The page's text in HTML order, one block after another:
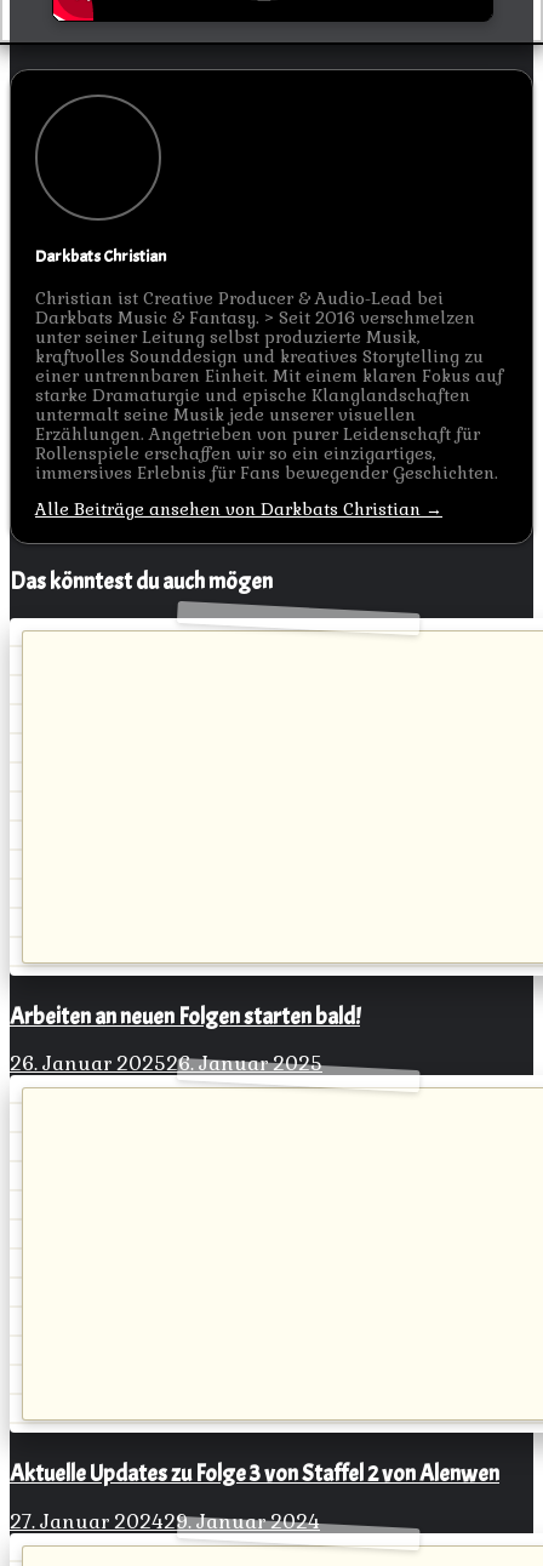
Darkbats Christian
Christian ist Creative Producer & Audio-Lead bei
Darkbats Music & Fantasy. > Seit 2016 verschmelzen
unter seiner Leitung selbst produzierte Musik,
kraftvolles Sounddesign und kreatives Storytelling zu
einer untrennbaren Einheit. Mit einem klaren Fokus auf
starke Dramaturgie und epische Klanglandschaften
untermalt seine Musik jede unserer visuellen
Erzählungen. Angetrieben von purer Leidenschaft für
Rollenspiele erschaffen wir so ein einzigartiges,
immersives Erlebnis für Fans bewegender Geschichten.
Alle Beiträge ansehen von Darkbats Christian →
Das könntest du auch mögen
Arbeiten an neuen Folgen starten bald!
26. Januar 202526. Januar 2025
Aktuelle Updates zu Folge 3 von Staffel 2 von Alenwen
27. Januar 202429. Januar 2024